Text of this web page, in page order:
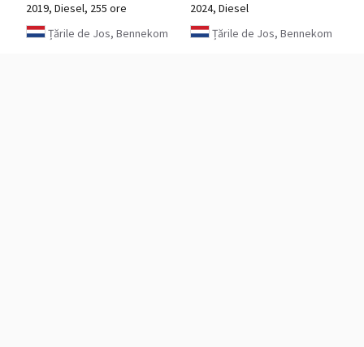
2019, Diesel, 255 ore
Țările de Jos, Bennekom
2024, Diesel
Țările de Jos, Bennekom